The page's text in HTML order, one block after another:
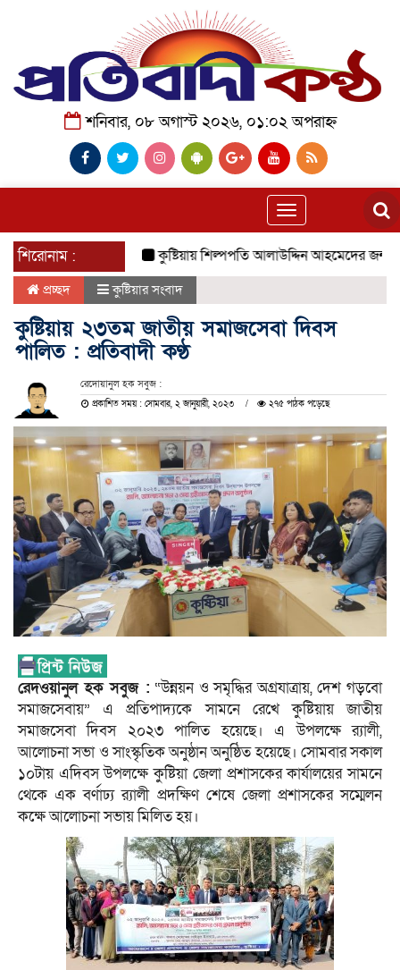
শনিবার, ০৮ অগাস্ট ২০২৬, ০১:০২ অপরাহ্ন
Toggle
navigation
শিরোনাম : কুষ্টিয়ায় শিল্পপতি আলাউদ্দিন আহমেদের জন্মদিনে
প্রচ্ছদ কুষ্টিয়ার সংবাদ
কুষ্টিয়ায় ২৩তম জাতীয় সমাজসেবা দিবস
পালিত : প্রতিবাদী কণ্ঠ
রেদোয়ানুল হক সবুজ :
প্রকাশিত সময় : সোমবার, ২ জানুয়ারী, ২০২৩ ২৭৫ পাঠক পড়েছে
রেদওয়ানুল হক সবুজ : “উন্নয়ন ও সমৃদ্ধির অগ্রযাত্রায়, দেশ গড়বো
সমাজসেবায়” এ প্রতিপাদ্যকে সামনে রেখে কুষ্টিয়ায় জাতীয়
সমাজসেবা দিবস ২০২৩ পালিত হয়েছে। এ উপলক্ষে র‌্যালী,
আলোচনা সভা ও সাংস্কৃতিক অনুষ্ঠান অনুষ্ঠিত হয়েছে। সোমবার সকাল
১০টায় এদিবস উপলক্ষে কুষ্টিয়া জেলা প্রশাসকের কার্যালয়ের সামনে
থেকে এক বর্ণাঢ্য র‌্যালী প্রদক্ষিণ শেষে জেলা প্রশাসকের সম্মেলন
কক্ষে আলোচনা সভায় মিলিত হয়।